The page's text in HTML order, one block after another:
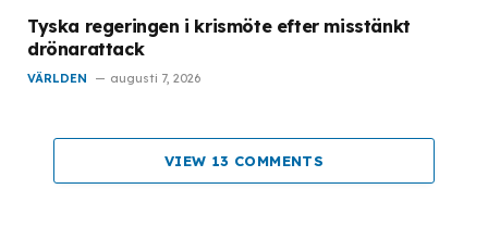
Tyska regeringen i krismöte efter misstänkt
drönarattack
VÄRLDEN augusti 7, 2026
VIEW 13 COMMENTS